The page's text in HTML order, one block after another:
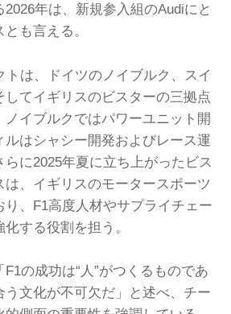
年は、新規参入組のAudiにと
も言える。
トは、ドイツのノイブルク、スイ
してイギリスのビスターの三拠点
イブルクではパワーユニット開
はシャシー開発およびレース運
に2025年夏に立ち上がったビス
は、イギリスのモータースポーツ
、F1高度人材やサプライチェー
する役割を担う。
の成功は“人”がつくるものであ
う文化が不可欠だ」と述べ、チー